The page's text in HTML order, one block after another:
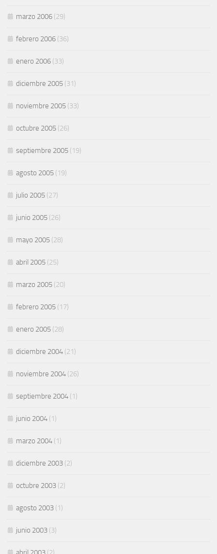
marzo 2006 (29)
febrero 2006 (36)
enero 2006 (33)
diciembre 2005 (31)
noviembre 2005 (33)
octubre 2005 (26)
septiembre 2005 (19)
agosto 2005 (19)
julio 2005 (27)
junio 2005 (26)
mayo 2005 (28)
abril 2005 (25)
marzo 2005 (20)
febrero 2005 (17)
enero 2005 (28)
diciembre 2004 (21)
noviembre 2004 (26)
septiembre 2004 (1)
junio 2004 (1)
marzo 2004 (1)
diciembre 2003 (2)
octubre 2003 (2)
agosto 2003 (1)
junio 2003 (3)